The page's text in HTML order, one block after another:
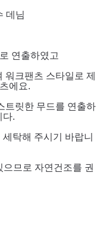
데님
연출하였고
워크팬츠 스타일로 제
에요.
트릿한 무드를 연출하
다.
탁해 주시기 바랍니
므로 자연건조를 권